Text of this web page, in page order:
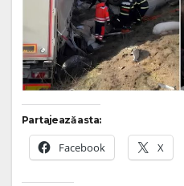
Partajează asta:
Facebook X